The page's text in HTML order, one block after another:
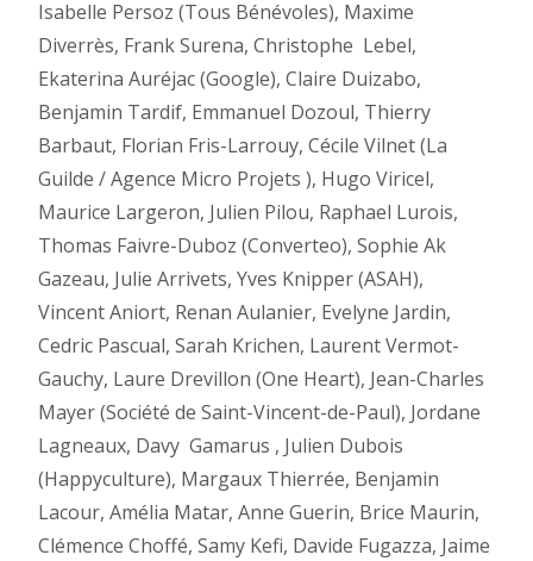
Isabelle Persoz (Tous Bénévoles), Maxime
Diverrès, Frank Surena, Christophe Lebel,
Ekaterina Auréjac (Google), Claire Duizabo,
Benjamin Tardif, Emmanuel Dozoul, Thierry
Barbaut, Florian Fris-Larrouy, Cécile Vilnet (La
Guilde / Agence Micro Projets ), Hugo Viricel,
Maurice Largeron, Julien Pilou, Raphael Lurois,
Thomas Faivre-Duboz (Converteo), Sophie Ak
Gazeau, Julie Arrivets, Yves Knipper (ASAH),
Vincent Aniort, Renan Aulanier, Evelyne Jardin,
Cedric Pascual, Sarah Krichen, Laurent Vermot-
Gauchy, Laure Drevillon (One Heart), Jean-Charles
Mayer (Société de Saint-Vincent-de-Paul), Jordane
Lagneaux, Davy Gamarus , Julien Dubois
(Happyculture), Margaux Thierrée, Benjamin
Lacour, Amélia Matar, Anne Guerin, Brice Maurin,
Clémence Choffé, Samy Kefi, Davide Fugazza, Jaime